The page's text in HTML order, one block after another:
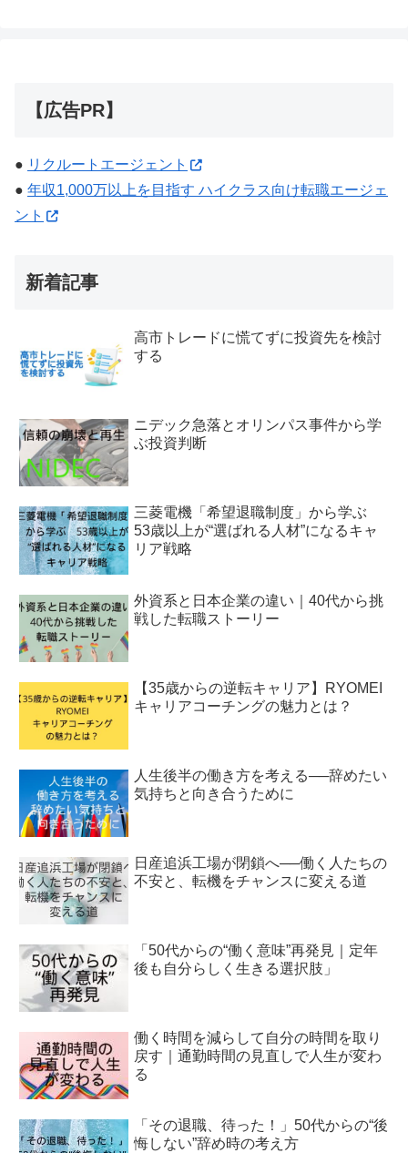
【広告PR】
● リクルートエージェント
● 年収1,000万以上を目指す ハイクラス向け転職エージェ
ント
新着記事
高市トレードに慌てずに投資先を検討
する
ニデック急落とオリンパス事件から学
ぶ投資判断
三菱電機「希望退職制度」から学ぶ
53歳以上が“選ばれる人材”になるキャ
リア戦略
外資系と日本企業の違い｜40代から挑
戦した転職ストーリー
【35歳からの逆転キャリア】RYOMEI
キャリアコーチングの魅力とは？
人生後半の働き方を考える──辞めたい
気持ちと向き合うために
日産追浜工場が閉鎖へ──働く人たちの
不安と、転機をチャンスに変える道
「50代からの“働く意味”再発見｜定年
後も自分らしく生きる選択肢」
働く時間を減らして自分の時間を取り
戻す｜通勤時間の見直しで人生が変わ
る
「その退職、待った！」50代からの“後
悔しない”辞め時の考え方